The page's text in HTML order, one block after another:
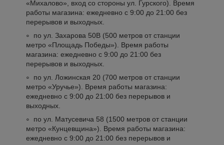
«Михалово», вход со стороны ул. Гурского). Время
работы магазина: ежедневно с 9:00 до 21:00 без
перерывов и выходных.
по ул. Захарова 50В (500 метров от станции
метро «Площадь Победы»). Время работы
магазина: ежедневно с 9:00 до 21:00 без
перерывов и выходных.
по ул. Ложинская 20 (700 метров от станции
метро «Уручье»). Время работы магазина:
ежедневно с 9:00 до 21:00 без перерывов и
выходных.
по ул. Матусевича 58 (1500 метров от станции
метро «Кунцевщина»). Время работы магазина:
ежедневно с 9:00 до 21:00 без перерывов и